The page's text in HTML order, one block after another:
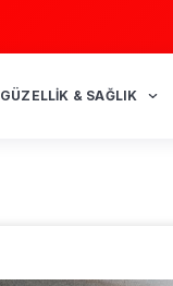
GÜZELLIK & SAĞLIK